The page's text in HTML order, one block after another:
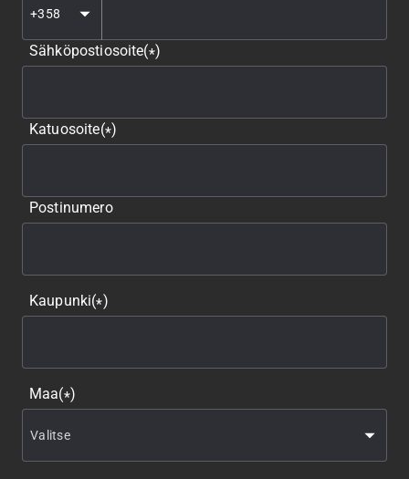
Sähköpostiosoite(*)
Katuosoite(*)
Postinumero
Kaupunki(*)
Maa(*)